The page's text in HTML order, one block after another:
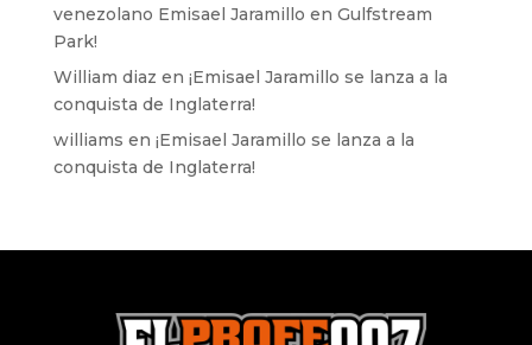
venezolano Emisael Jaramillo en Gulfstream
Park!
William diaz en ¡Emisael Jaramillo se lanza a la
conquista de Inglaterra!
williams en ¡Emisael Jaramillo se lanza a la
conquista de Inglaterra!